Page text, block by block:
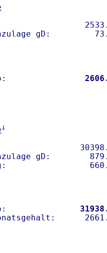
Brutto:
1
gD:
Brutto: